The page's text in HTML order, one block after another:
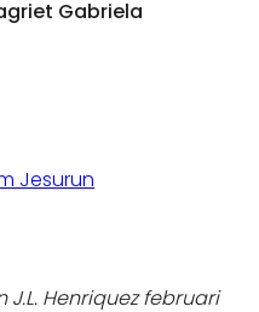
Gabriela
Jesurun
J.L. Henriquez februari